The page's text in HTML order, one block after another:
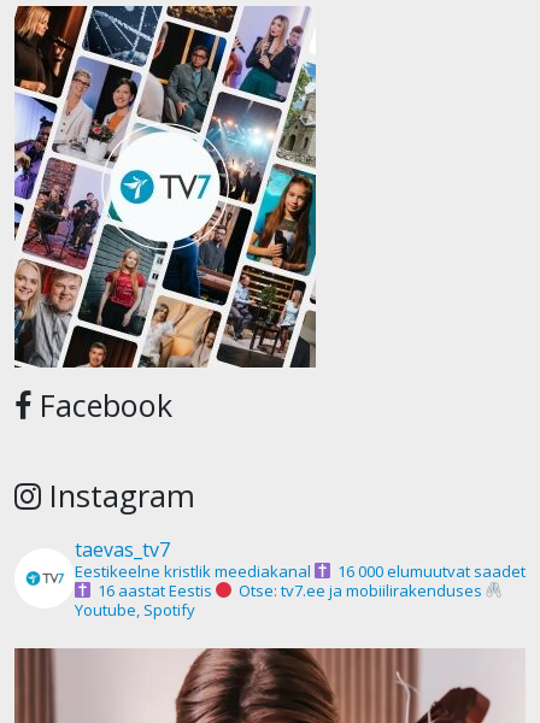
Facebook
Instagram
taevas_tv7
Eestikeelne kristlik meediakanal
16 000 elumuutvat saadet
16 aastat Eestis
Otse: tv7.ee ja mobiilirakenduses
Youtube, Spotify